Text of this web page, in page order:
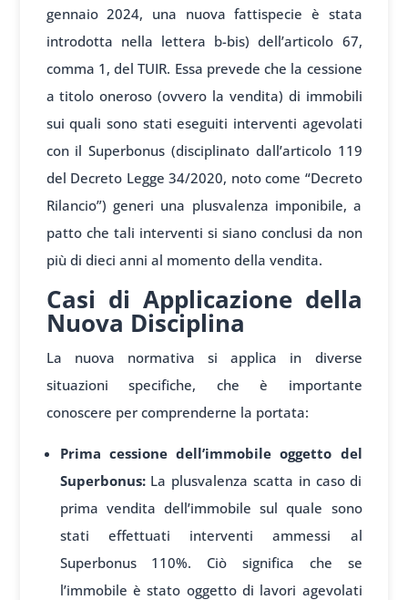
gennaio 2024, una nuova fattispecie è stata
introdotta nella lettera b-bis) dell’articolo 67,
comma 1, del TUIR. Essa prevede che la cessione
a titolo oneroso (ovvero la vendita) di immobili
sui quali sono stati eseguiti interventi agevolati
con il Superbonus (disciplinato dall’articolo 119
del Decreto Legge 34/2020, noto come “Decreto
Rilancio”) generi una plusvalenza imponibile, a
patto che tali interventi si siano conclusi da non
più di dieci anni al momento della vendita.
Casi di Applicazione della
Nuova Disciplina
La nuova normativa si applica in diverse
situazioni specifiche, che è importante
conoscere per comprenderne la portata:
Prima cessione dell’immobile oggetto del
Superbonus:La plusvalenza scatta in caso di
prima vendita dell’immobile sul quale sono
stati effettuati interventi ammessi al
Superbonus 110%. Ciò significa che se
l’immobile è stato oggetto di lavori agevolati